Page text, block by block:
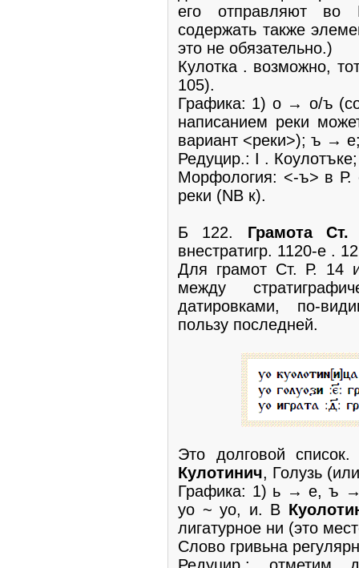
его отправляют во
содержать также
это не обязательно.)
Кулотка . возможно,
105).
Графика: 1) о → о/ъ
написанием реки
вариант <реки>); ъ →
Редуцир.: I .
Морфология: <-ъ> в Р.
реки (NB к).
Б 122. Грамота
внестратигр. 1120-е .
Для грамот Ст. Р. 14
между
датировками, по-
пользу последней.
Это долговой
Кулотинич, Голузь
Графика: 1) ь → е, ъ →
уо ~ уо, и. В
лигатурное ни (это
Слово гривьна